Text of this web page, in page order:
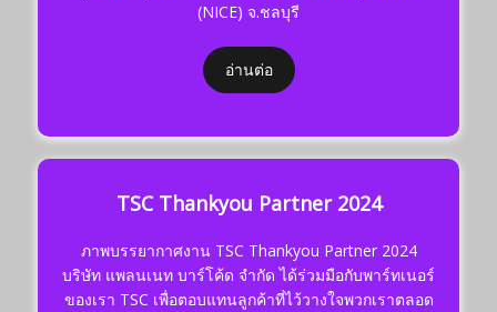
(NICE) จ.ชลบุรี
อ่านต่อ
TSC Thankyou Partner 2024
ภาพบรรยากาศงาน TSC Thankyou Partner 2024
บริษัท แพลนเนท บาร์โค้ด จำกัด ได้ร่วมมือกับพาร์ทเนอร์
ของเรา TSC เพื่อตอบแทนลูกค้าที่ไว้วางใจพวกเราตลอด